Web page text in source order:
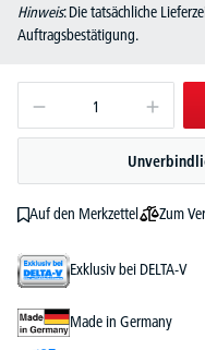
Hinweis: Die tatsächliche
Auftragsbestätigung.
Auf den Merkzettel Zum
Exklusiv bei DELTA-V
Made in Germany